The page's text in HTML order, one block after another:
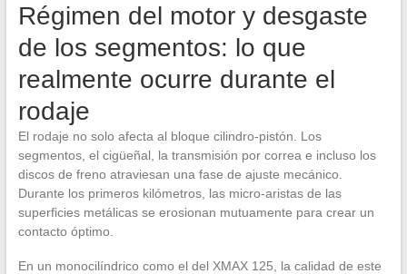
Régimen del motor y desgaste
de los segmentos: lo que
realmente ocurre durante el
rodaje
El rodaje no solo afecta al bloque cilindro-pistón. Los
segmentos, el cigüeñal, la transmisión por correa e incluso los
discos de freno atraviesan una fase de ajuste mecánico.
Durante los primeros kilómetros, las micro-aristas de las
superficies metálicas se erosionan mutuamente para crear un
contacto óptimo.
En un monocilíndrico como el del XMAX 125, la calidad de este